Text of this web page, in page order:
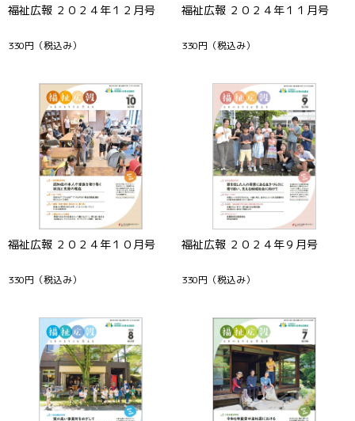
福祉広報 ２０２４年１２月号
330円 （税込み）
福祉広報 ２０２４年１１月号
330円 （税込み）
福祉広報 ２０２４年１０月号
330円 （税込み）
福祉広報 ２０２４年９月号
330円 （税込み）